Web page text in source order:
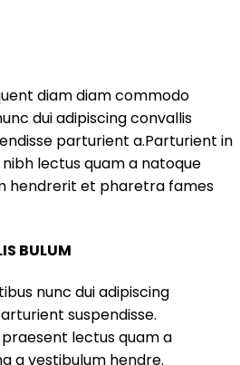
diam diam commodo
dui adipiscing convallis
parturient a.Parturient in
lectus quam a natoque
hendrerit et pharetra fames
BULUM
nunc dui adipiscing
suspendisse.
lectus quam a
a vestibulum hendre.